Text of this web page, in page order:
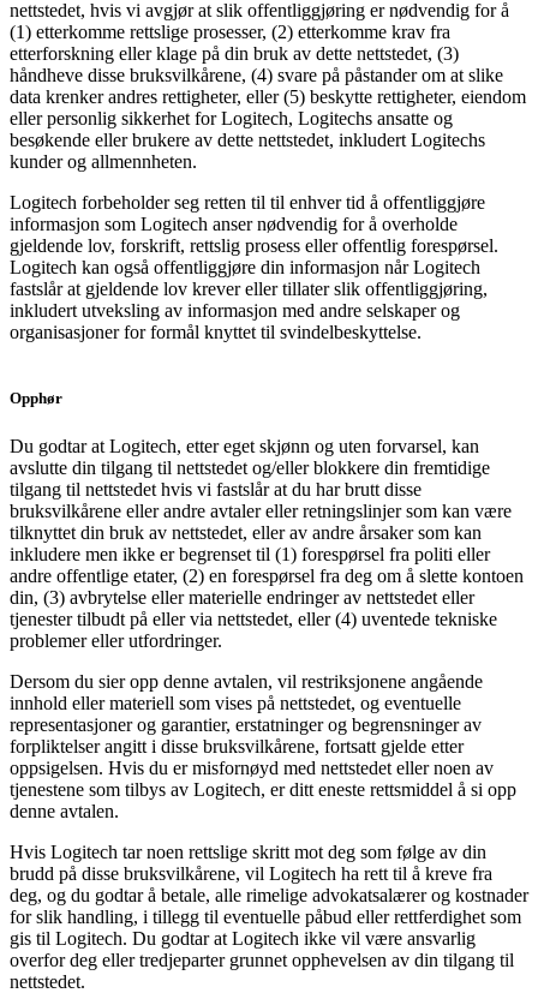
nettstedet, hvis vi avgjør at slik offentliggjøring er nødvendig for å
(1) etterkomme rettslige prosesser, (2) etterkomme krav fra
etterforskning eller klage på din bruk av dette nettstedet, (3)
håndheve disse bruksvilkårene, (4) svare på påstander om at slike
data krenker andres rettigheter, eller (5) beskytte rettigheter, eiendom
eller personlig sikkerhet for Logitech, Logitechs ansatte og
besøkende eller brukere av dette nettstedet, inkludert Logitechs
kunder og allmennheten.
Logitech forbeholder seg retten til til enhver tid å offentliggjøre
informasjon som Logitech anser nødvendig for å overholde
gjeldende lov, forskrift, rettslig prosess eller offentlig forespørsel.
Logitech kan også offentliggjøre din informasjon når Logitech
fastslår at gjeldende lov krever eller tillater slik offentliggjøring,
inkludert utveksling av informasjon med andre selskaper og
organisasjoner for formål knyttet til svindelbeskyttelse.
Opphør
Du godtar at Logitech, etter eget skjønn og uten forvarsel, kan
avslutte din tilgang til nettstedet og/eller blokkere din fremtidige
tilgang til nettstedet hvis vi fastslår at du har brutt disse
bruksvilkårene eller andre avtaler eller retningslinjer som kan være
tilknyttet din bruk av nettstedet, eller av andre årsaker som kan
inkludere men ikke er begrenset til (1) forespørsel fra politi eller
andre offentlige etater, (2) en forespørsel fra deg om å slette kontoen
din, (3) avbrytelse eller materielle endringer av nettstedet eller
tjenester tilbudt på eller via nettstedet, eller (4) uventede tekniske
problemer eller utfordringer.
Dersom du sier opp denne avtalen, vil restriksjonene angående
innhold eller materiell som vises på nettstedet, og eventuelle
representasjoner og garantier, erstatninger og begrensninger av
forpliktelser angitt i disse bruksvilkårene, fortsatt gjelde etter
oppsigelsen. Hvis du er misfornøyd med nettstedet eller noen av
tjenestene som tilbys av Logitech, er ditt eneste rettsmiddel å si opp
denne avtalen.
Hvis Logitech tar noen rettslige skritt mot deg som følge av din
brudd på disse bruksvilkårene, vil Logitech ha rett til å kreve fra
deg, og du godtar å betale, alle rimelige advokatsalærer og kostnader
for slik handling, i tillegg til eventuelle påbud eller rettferdighet som
gis til Logitech. Du godtar at Logitech ikke vil være ansvarlig
overfor deg eller tredjeparter grunnet opphevelsen av din tilgang til
nettstedet.